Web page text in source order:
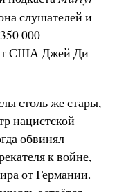
слушателей и
000
США Джей Ди
столь же стары,
нацистской
обвинял
к войне,
от Германии.